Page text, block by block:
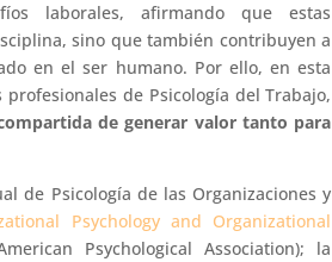
laborales, afirmando que estas
sino que también contribuyen a
en el ser humano. Por ello, en esta
de Psicología del Trabajo,
de generar valor tanto para
de Psicología de las Organizaciones y
Psychology and Organizational
Psychological Association); la